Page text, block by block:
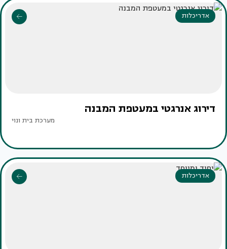
אדריכלות
דירוג אנרגטי במעטפת המבנה
מערכת בית ונוי
אדריכלות